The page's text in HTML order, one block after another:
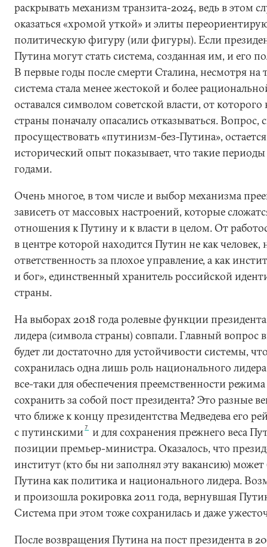
раскрывать механизм транзита-2024, ведь в этом
оказаться «хромой уткой» и элиты
политическую фигуру (или фигуры). Если
Путина могут стать система, созданная им, и его
В первые годы после смерти Сталина, несмотря на
система стала менее жестокой и более
оставался символом советской власти, от
страны поначалу опасались отказываться. Вопрос,
просуществовать «путинизм-без-Путина»,
исторический опыт показывает, что такие
годами.
Очень многое, в том числе и выбор механизма
зависеть от массовых настроений, которые
отношения к Путину и к власти в целом. От
в центре которой находится Путин не как
ответственность за плохое управление, а как
и бог», единственный хранитель российской
страны.
На выборах 2018 года ролевые функции
лидера (символа страны) совпали. Главный вопрос
будет ли достаточно для устойчивости системы,
сохранилась одна лишь роль национального
все-таки для обеспечения преемственности
сохранить за собой пост президента? Это разные
что ближе к концу президентства Медведева его
с путинскими7
и для сохранения прежнего веса
позиции премьер-министра. Оказалось, что
институт (кто бы ни заполнял эту вакансию) может
Путина как политика и национального лидера.
и произошла рокировка 2011 года, вернувшая
Система при этом тоже сохранилась и даже
После возвращения Путина на пост президента в